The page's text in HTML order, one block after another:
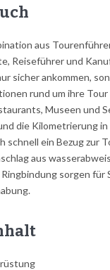
aus
Reiseführer und
sicher ankommen,
rund um ihre
Museen und
die Kilometrierung
schnell ein Bezug zur
aus
sorgen für